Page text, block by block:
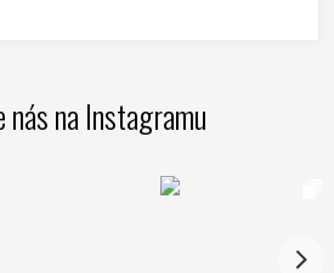
nás na Instagramu